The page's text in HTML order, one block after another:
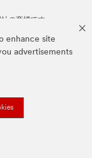
enhance site
advertisements
の商標です。